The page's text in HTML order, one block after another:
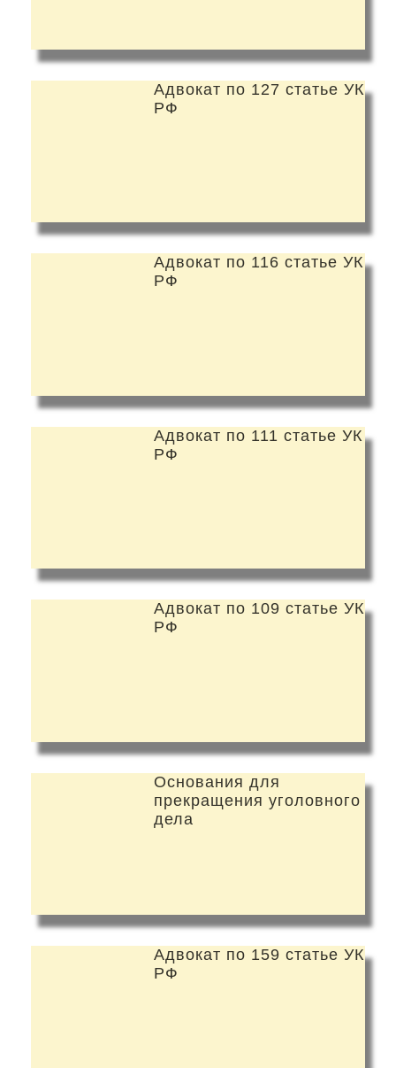
Адвокат по 127 статье УК
РФ
Адвокат по 116 статье УК
РФ
Адвокат по 111 статье УК
РФ
Адвокат по 109 статье УК
РФ
Основания для
прекращения уголовного
дела
Адвокат по 159 статье УК
РФ